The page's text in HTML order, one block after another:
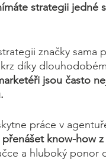
strategii jedné
značky sama
díky
jsou často
práce v
přenášet know-how
a hluboký ponor